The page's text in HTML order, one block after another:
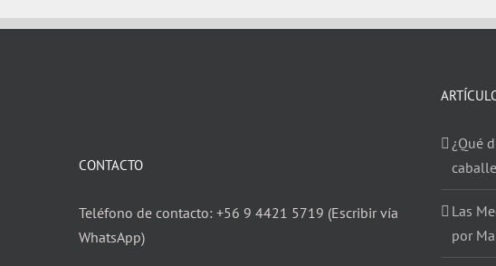
CONTACTO
Teléfono de contacto: +56 9 4421 5719 (Escribir vía
WhatsApp)
¿Qué
Las
por